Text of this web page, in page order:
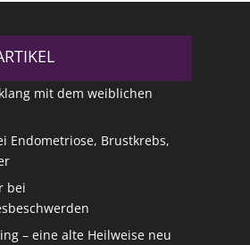
mit dem weiblichen
Endometriose, Brustkrebs,
bei
– eine alte Heilweise neu